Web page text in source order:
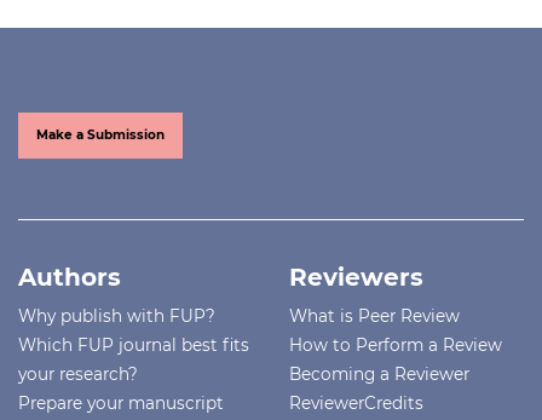
Make a Submission
Authors
Why publish with FUP?
Which FUP journal best fits
your research?
Prepare your manuscript
Reviewers
What is Peer Review
How to Perform a Review
Becoming a Reviewer
ReviewerCredits